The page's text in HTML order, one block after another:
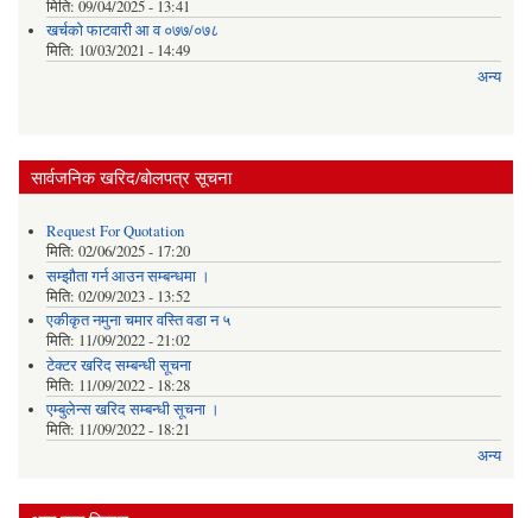
मिति: 09/04/2025 - 13:41
खर्चकाे फाटवारी आ व ०७७/०७८
मिति: 10/03/2021 - 14:49
अन्य
सार्वजनिक खरिद/बोलपत्र सूचना
Request For Quotation
मिति: 02/06/2025 - 17:20
सम्झौता गर्न आउन सम्बन्धमा ।
मिति: 02/09/2023 - 13:52
एकीकृत नमुना चमार वस्ति वडा न ५
मिति: 11/09/2022 - 21:02
टेक्टर खरिद सम्बन्धी सूचना
मिति: 11/09/2022 - 18:28
एम्बुलेन्स खरिद सम्बन्धी सूचना ।
मिति: 11/09/2022 - 18:21
अन्य